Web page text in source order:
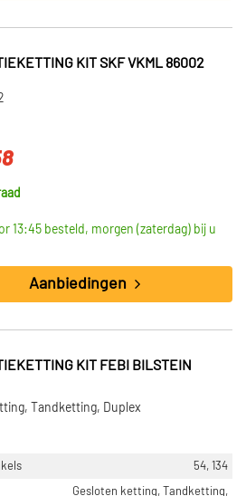
KIT SKF VKML 86002
13:45 besteld, morgen (zaterdag) bij u
Aanbiedingen
KIT FEBI BILSTEIN
Tandketting, Duplex
54, 134
Gesloten ketting, Tandketting,